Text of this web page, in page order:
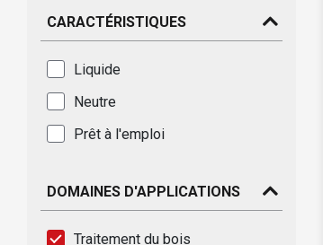
CARACTÉRISTIQUES
Liquide
Neutre
Prêt à l'emploi
DOMAINES D'APPLICATIONS
Traitement du bois